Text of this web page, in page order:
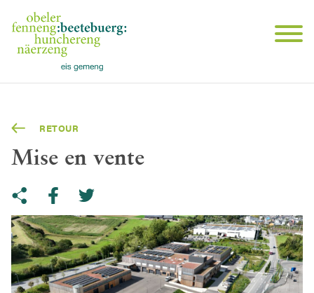
RETOUR
Mise en vente
Share on facebook